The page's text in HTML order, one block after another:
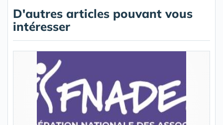
D'autres articles pouvant vous
intéresser